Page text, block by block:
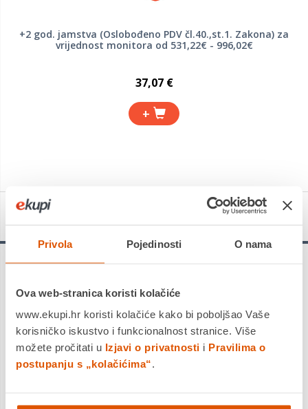
Privola Pojedinosti O nama
Ova web-stranica koristi kolačiće
www.ekupi.hr koristi kolačiće kako bi poboljšao Vaše
korisničko iskustvo i funkcionalnost stranice. Više
možete pročitati u Izjavi o privatnosti i Pravilima o
postupanju s „kolačićima“.
+2 god. jamstva (Oslobođeno PDV čl.40.,st.1. Zakona) za
vrijednost monitora od 531,22€ - 996,02€
37,07 €
+
Detalji proizvoda
ASUS ProArt PA279CV